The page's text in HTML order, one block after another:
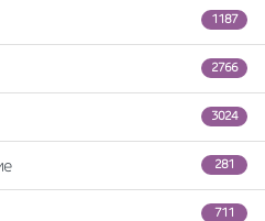
1187
2766
3024
281
711